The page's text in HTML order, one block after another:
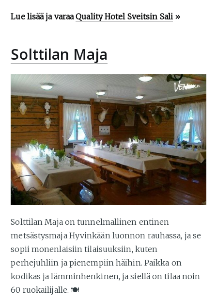
Lue lisää ja varaaQuality Hotel Sveitsin Sali »
Solttilan Maja
Solttilan Maja on tunnelmallinen entinen
metsästysmaja Hyvinkään luonnon rauhassa, ja se
sopii monenlaisiin tilaisuuksiin, kuten
perhejuhliin ja pienempiin häihin. Paikka on
kodikas ja lämminhenkinen, ja siellä on tilaa noin
60 ruokailijalle. 🍽️